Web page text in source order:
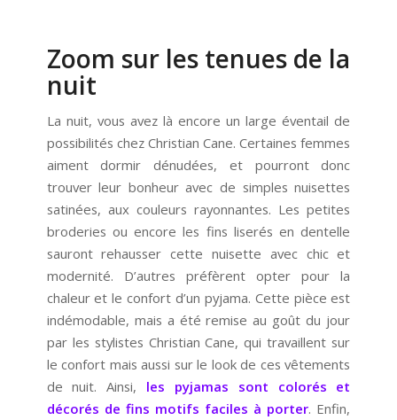
Zoom sur les tenues de la
nuit
La nuit, vous avez là encore un large éventail de
possibilités chez Christian Cane. Certaines femmes
aiment dormir dénudées, et pourront donc
trouver leur bonheur avec de simples nuisettes
satinées, aux couleurs rayonnantes. Les petites
broderies ou encore les fins liserés en dentelle
sauront rehausser cette nuisette avec chic et
modernité. D’autres préfèrent opter pour la
chaleur et le confort d’un pyjama. Cette pièce est
indémodable, mais a été remise au goût du jour
par les stylistes Christian Cane, qui travaillent sur
le confort mais aussi sur le look de ces vêtements
de nuit. Ainsi, les pyjamas sont colorés et
décorés de fins motifs faciles à porter. Enfin,